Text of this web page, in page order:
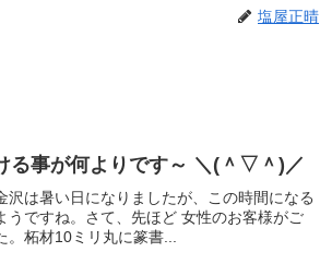
塩屋正晴
る事が何よりです～ ＼(＾▽＾)／
は暑い日になりましたが、この時間になる
うですね。さて、先ほど 女性のお客様がご
。柘材10ミリ丸に篆書...